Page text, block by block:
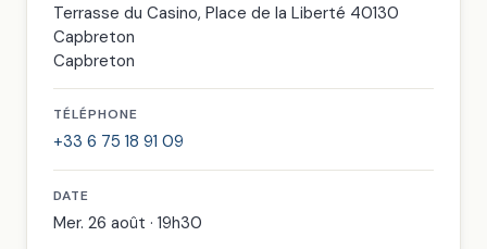
Terrasse du Casino, Place de la Liberté 40130
Capbreton
Capbreton
TÉLÉPHONE
+33 6 75 18 91 09
DATE
Mer. 26 août · 19h30